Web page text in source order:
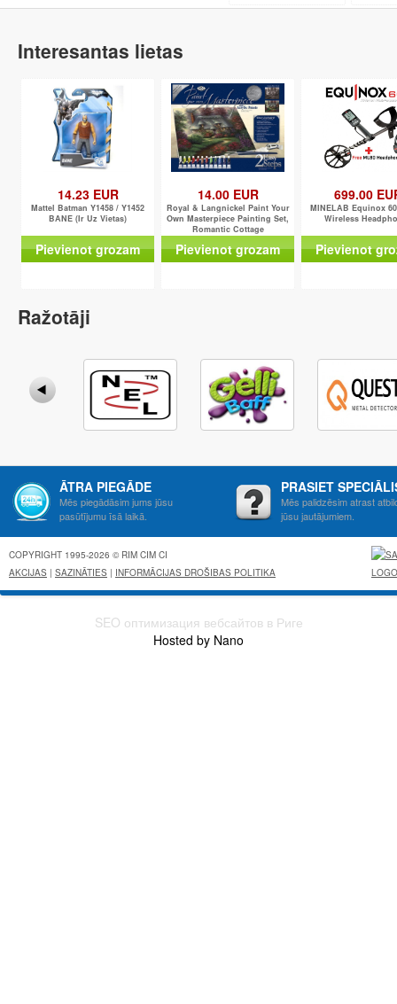
Interesantas lietas
14.23 EUR
Mattel Batman Y1458 / Y1452
BANE (Ir Uz Vietas)
Pievienot grozam
14.00 EUR
Royal & Langnickel Paint Your
Own Masterpiece Painting Set,
Romantic Cottage
Pievienot grozam
699.00
MINELAB Equinox
Wireless
Pievienot
Ražotāji
ĀTRA PIEGĀDE
Mēs piegādāsim jums jūsu
pasūtījumu īsā laikā.
PRASIET
Mēs palidzēsim atrast
jūsu jautājumiem.
COPYRIGHT 1995-2026 © RIM CIM CI
AKCIJAS | SAZINĀTIES | INFORMĀCIJAS DROŠIBAS POLITIKA
SEO оптимизация вебсайтов в Риге
Hosted by Nano